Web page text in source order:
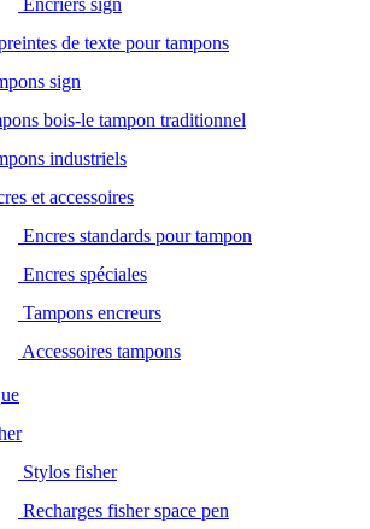
Encriers sign
de texte pour tampons
sign
bois-le tampon traditionnel
industriels
et accessoires
Encres standards pour tampon
Encres spéciales
Tampons encreurs
Accessoires tampons
Stylos fisher
Recharges fisher space pen